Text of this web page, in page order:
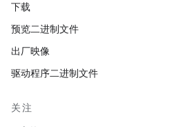
下载
预览二进制文件
出厂映像
驱动程序二进制文件
关注